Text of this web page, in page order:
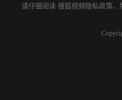
请仔细阅读 搜狐视频隐私政策、